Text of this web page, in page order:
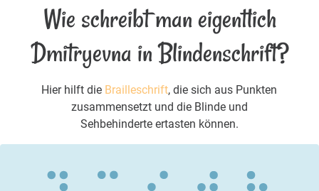
Wie schreibt man eigentlich
Dmitryevna in Blindenschrift?
Hier hilft die Brailleschrift, die sich aus Punkten
zusammensetzt und die Blinde und
Sehbehinderte ertasten können.